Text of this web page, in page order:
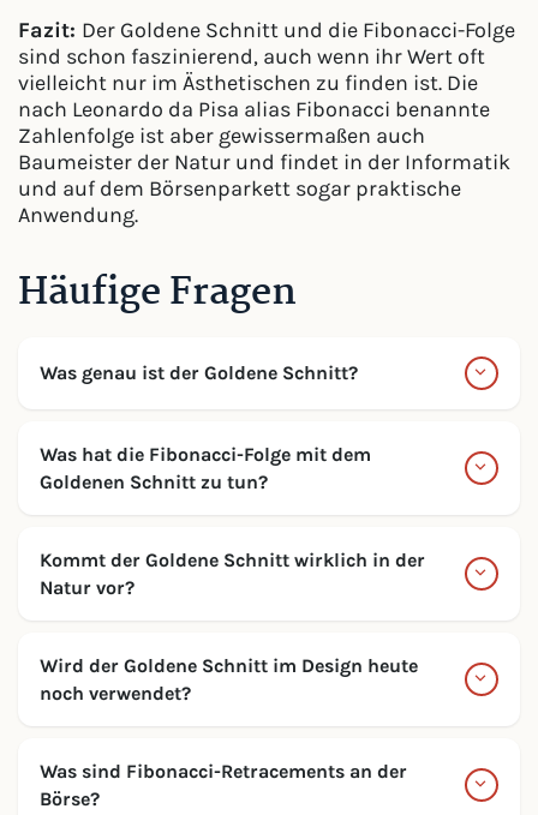
Fazit: Der Goldene Schnitt und die Fibonacci-Folge
sind schon faszinierend, auch wenn ihr Wert oft
vielleicht nur im Ästhetischen zu finden ist. Die
nach Leonardo da Pisa alias Fibonacci benannte
Zahlenfolge ist aber gewissermaßen auch
Baumeister der Natur und findet in der Informatik
und auf dem Börsenparkett sogar praktische
Anwendung.
Häufige Fragen
Was genau ist der Goldene Schnitt?
Was hat die Fibonacci-Folge mit dem
Goldenen Schnitt zu tun?
Kommt der Goldene Schnitt wirklich in der
Natur vor?
Wird der Goldene Schnitt im Design heute
noch verwendet?
Was sind Fibonacci-Retracements an der
Börse?